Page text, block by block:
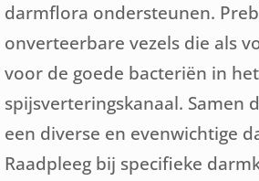
darmflora ondersteunen.
onverteerbare vezels die als
voor de goede bacteriën in het
spijsverteringskanaal. Samen
een diverse en evenwichtige
Raadpleeg bij specifieke